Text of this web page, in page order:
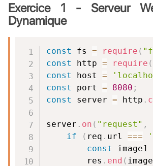
Exercice 1 - Serveur
Dynamique
const fs = require (
const http = require (
const host =
const port = 8080 ;
const server = http .
server . on ( "request" ,
if
( req . url ===
const image1
        res
. end (